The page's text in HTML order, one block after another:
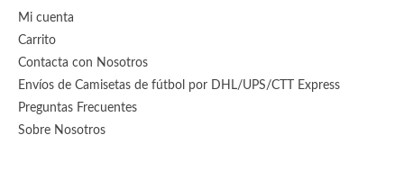
Mi cuenta
Carrito
Contacta con Nosotros
Envíos de Camisetas de fútbol por DHL/UPS/CTT Express
Preguntas Frecuentes
Sobre Nosotros